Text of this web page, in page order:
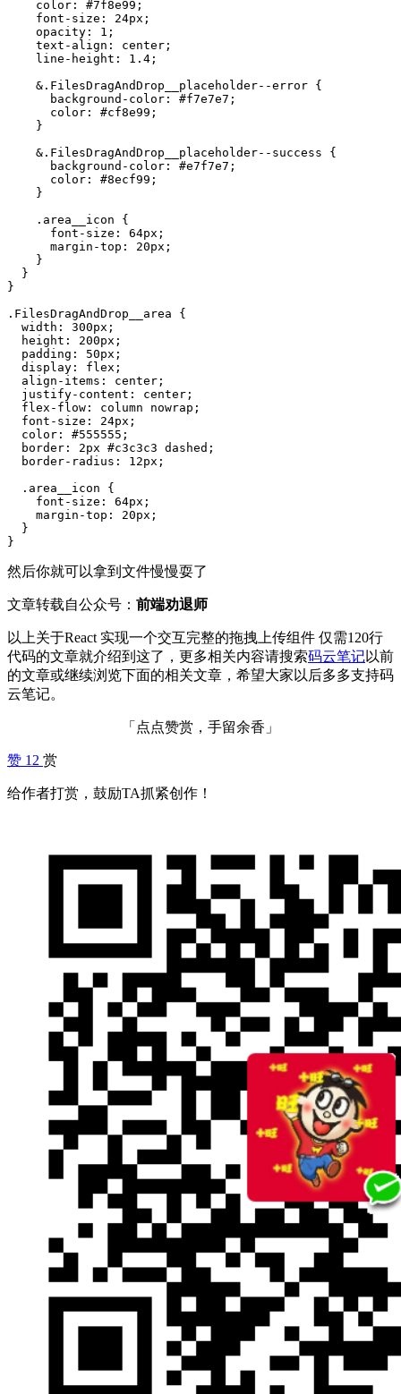
    color: #7f8e99;
    font-size: 24px;
    opacity: 1;
    text-align: center;
    line-height: 1.4;
    &.FilesDragAndDrop__placeholder--error {
      background-color: #f7e7e7;
      color: #cf8e99;
    }
    &.FilesDragAndDrop__placeholder--success {
      background-color: #e7f7e7;
      color: #8ecf99;
    }
    .area__icon {
      font-size: 64px;
      margin-top: 20px;
    }
  }
}
.FilesDragAndDrop__area {
  width: 300px;
  height: 200px;
  padding: 50px;
  display: flex;
  align-items: center;
  justify-content: center;
  flex-flow: column nowrap;
  font-size: 24px;
  color: #555555;
  border: 2px #c3c3c3 dashed;
  border-radius: 12px;
  .area__icon {
    font-size: 64px;
    margin-top: 20px;
  }
}
然后你就可以拿到文件慢慢耍了
文章转载自公众号： 前端劝退师
以上关于React 实现一个交互完整的拖拽上传组件 仅需120行
代码的文章就介绍到这了，更多相关内容请搜索码云笔记以前
的文章或继续浏览下面的相关文章，希望大家以后多多支持码
云笔记。
「点点赞赏，手留余香」
赞 12 赏
给作者打赏，鼓励TA抓紧创作！